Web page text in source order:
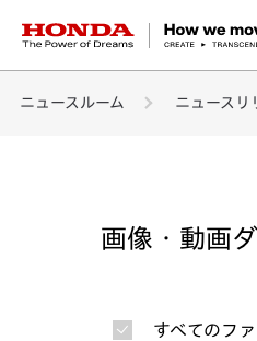
HONDA The Power of
ニュースルーム ニュースリ
画像・動画
すべてのフ